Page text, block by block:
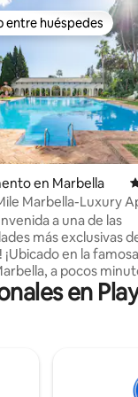
de 5, 50 reseñas
entre huéspedes
entre huéspedes
en Marbella
Marbella-Luxury
a una de las
más exclusivas
¡Ubicado en la
a pocos
Club+Puente
Puerto
aire
de diseño! Este
en